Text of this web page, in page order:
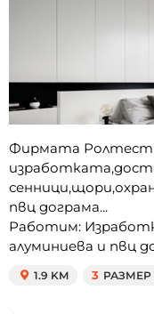
Фирмата Ролтест
пвц дограма...
Работим:
алуминиева и пвц
1.9 KM 3